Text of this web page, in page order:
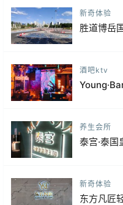
新奇体验
胜道博岳
酒吧ktv
养生会所
泰宫·泰
新奇体验
东方凡匠